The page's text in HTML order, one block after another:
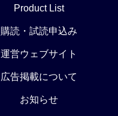
Product List
購読・試読申込み
運営ウェブサイト
広告掲載について
お知らせ